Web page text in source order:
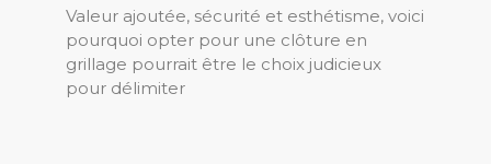
Valeur ajoutée, sécurité et esthétisme, voici
pourquoi opter pour une clôture en
grillage pourrait être le choix judicieux
pour délimiter